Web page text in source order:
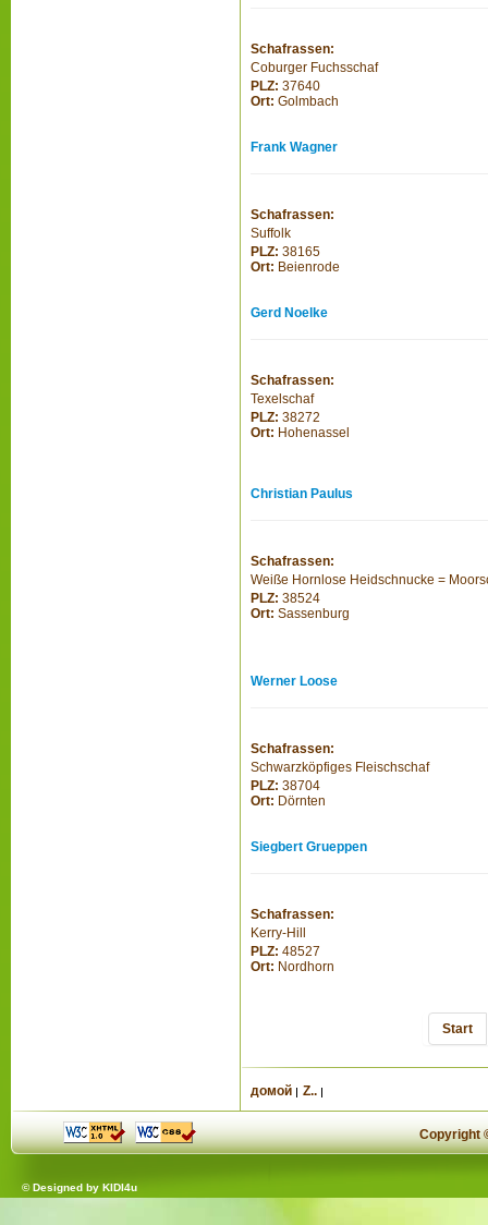
Schafrassen:
Coburger Fuchsschaf
PLZ: 37640
Ort: Golmbach
Frank Wagner
Schafrassen:
Suffolk
PLZ: 38165
Ort: Beienrode
Gerd Noelke
Schafrassen:
Texelschaf
PLZ: 38272
Ort: Hohenassel
Christian Paulus
Schafrassen:
Weiße Hornlose Heidschnucke =
PLZ: 38524
Ort: Sassenburg
Werner Loose
Schafrassen:
Schwarzköpfiges Fleischschaf
PLZ: 38704
Ort: Dörnten
Siegbert Grueppen
Schafrassen:
Kerry-Hill
PLZ: 48527
Ort: Nordhorn
Start
домой Z..
Copyright
© Designed by KIDI4u